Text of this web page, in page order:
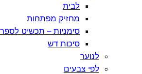
לבית
מחזיק מפתחות
סימניות – תכשיט לספר
סיכות דש
לנוער
לפי צבעים